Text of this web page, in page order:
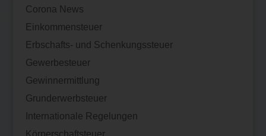
Corona News
Einkommensteuer
Erbschafts- und Schenkungssteuer
Gewerbesteuer
Gewinnermittlung
Grunderwerbsteuer
Internationale Regelungen
Körperschaftsteuer